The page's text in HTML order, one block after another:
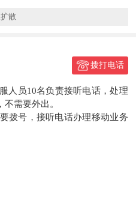
、施工落地全套支持
制合作方案
扩散
拨打电话
人员10名负责接听电话，处理
需要外出。
拨号，接听电话办理移动业务
学历，识字普通话标准。